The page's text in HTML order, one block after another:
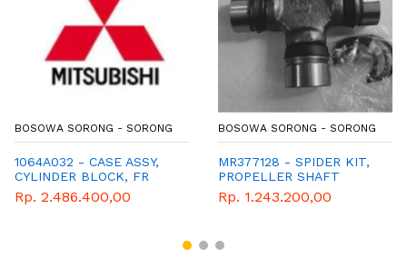
BOSOWA SORONG - SORONG
1064A032 - CASE ASSY,
CYLINDER BLOCK, FR
Rp. 2.486.400,00
BOSOWA SORONG - SORONG
MR377128 - SPIDER KIT,
PROPELLER SHAFT
Rp. 1.243.200,00